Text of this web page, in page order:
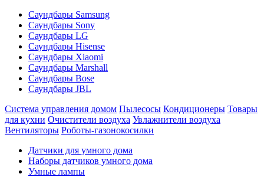
Саундбары Samsung
Саундбары Sony
Саундбары LG
Саундбары Hisense
Саундбары Xiaomi
Саундбары Marshall
Саундбары Bose
Саундбары JBL
Система управления домом Пылесосы Кондиционеры Товары
для кухни Очистители воздуха Увлажнители воздуха
Вентиляторы Роботы-газонокосилки
Датчики для умного дома
Наборы датчиков умного дома
Умные лампы